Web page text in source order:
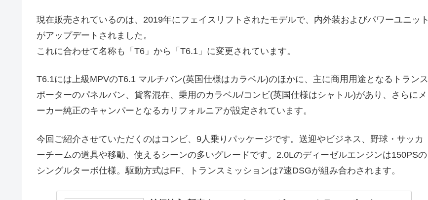
現在販売されているのは、2019年にフェイスリフトされたモデルで、内外装およびパワーユニット
がアップデートされました。
これに合わせて名称も「T6」から「T6.1」に変更されています。
T6.1には上級MPVのT6.1 マルチバン(英国仕様はカラベル)のほかに、主に商用用途となるトランス
ポーターのパネルバン、貨客混在、乗用のカラベル/コンビ(英国仕様はシャトル)があり、さらにメ
ーカー純正のキャンパーとなるカリフォルニアが設定されています。
今回ご紹介させていただくのはコンビ、9人乗りパッケージです。送迎やビジネス、野球・サッカ
ーチームの道具や移動、使えるシーンの多いグレードです。2.0Lのディーゼルエンジンは150PSの
シングルターボ仕様。駆動方式はFF、トランスミッションは7速DSGが組み合わされます。